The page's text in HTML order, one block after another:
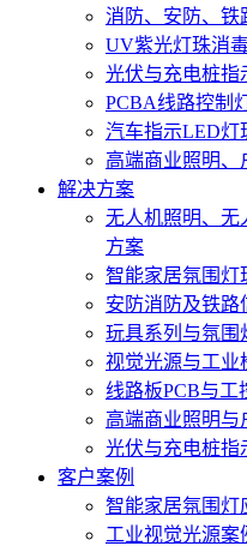
消防、安防、铁
UV紫光灯珠消
光伏与充电桩指
PCBA线路控制
汽车指示LED灯
高端商业照明、
解决方案
无人机照明、无
方案
智能家居氛围灯
安防消防及铁路
玩具系列与氛围
视觉光源与工业
线路板PCB与工
高端商业照明与
光伏与充电桩指
客户案例
智能家居氛围灯
工业视觉光源案